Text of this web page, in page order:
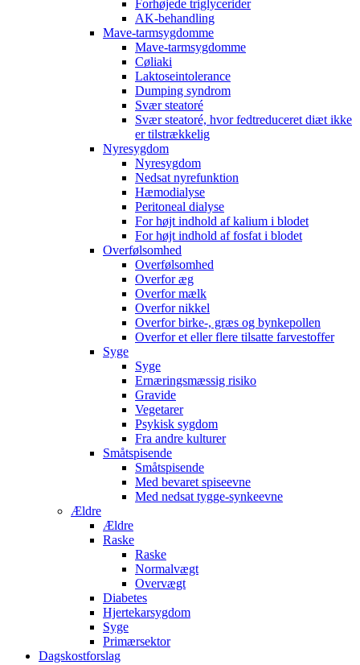
Forhøjede triglycerider
AK-behandling
Mave-tarmsygdomme
Mave-tarmsygdomme
Cøliaki
Laktoseintolerance
Dumping syndrom
Svær steatoré
Svær steatoré, hvor fedtreduceret diæt ikke
er tilstrækkelig
Nyresygdom
Nyresygdom
Nedsat nyrefunktion
Hæmodialyse
Peritoneal dialyse
For højt indhold af kalium i blodet
For højt indhold af fosfat i blodet
Overfølsomhed
Overfølsomhed
Overfor æg
Overfor mælk
Overfor nikkel
Overfor birke-, græs og bynkepollen
Overfor et eller flere tilsatte farvestoffer
Syge
Syge
Ernæringsmæssig risiko
Gravide
Vegetarer
Psykisk sygdom
Fra andre kulturer
Småtspisende
Småtspisende
Med bevaret spiseevne
Med nedsat tygge-synkeevne
Ældre
Ældre
Raske
Raske
Normalvægt
Overvægt
Diabetes
Hjertekarsygdom
Syge
Primærsektor
Dagskostforslag